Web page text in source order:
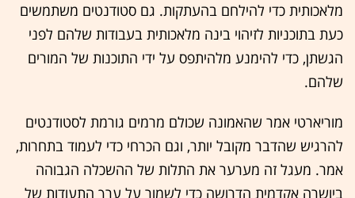
מלאכותית כדי להילחם בהעתקות. גם סטודנטים משתמשים
כעת בתוכניות לזיהוי בינה מלאכותית בעבודות שלהם לפני
הגשתן, כדי להימנע מלהיתפס על ידי התוכנות של המורים
שלהם.
מוריארטי אמר שהאמונה שכולם מרמים גורמת לסטודנטים
להרגיש שהדבר מקובל יותר, וגם הכרחי כדי לעמוד בתחרות,
אמר. מעגל זה מערער את התלות של ההשכלה הגבוהה
ביושרה אקדמית הדרושה כדי לשמור על ערך התעודות של